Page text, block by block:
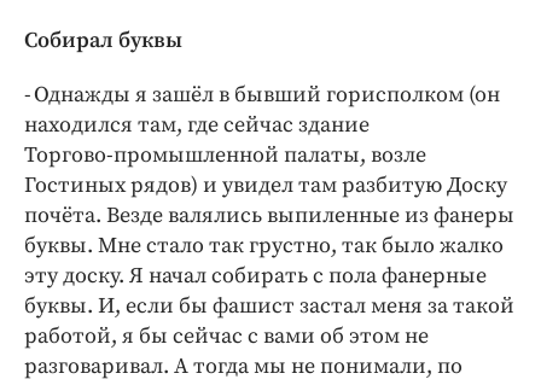
Собирал буквы
- Однажды я зашёл в бывший горисполком (он
находился там, где сейчас здание
Торгово‑промышленной палаты, возле
Гостиных рядов) и увидел там разбитую Доску
почёта. Везде валялись выпиленные из фанеры
буквы. Мне стало так грустно, так было жалко
эту доску. Я начал собирать с пола фанерные
буквы. И, если бы фашист застал меня за такой
работой, я бы сейчас с вами об этом не
разговаривал. А тогда мы не понимали, по